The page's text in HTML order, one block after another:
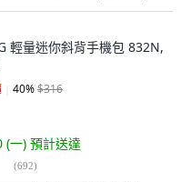
輕量迷你斜背手機包 832N,
40%$316
(一) 預計送達
(692)